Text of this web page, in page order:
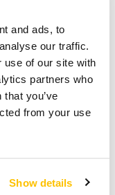
and ads, to
our traffic.
use of our site with
partners who
you’ve
from your use
Show details
povrchů. Díky